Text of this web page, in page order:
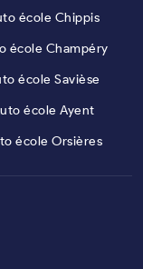
école Chippis
école Champéry
école Savièse
école Ayent
école Orsières